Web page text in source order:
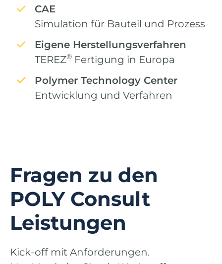
CAE
Simulation für Bauteil und Prozess
Eigene Herstellungsverfahren
TEREZ® Fertigung in Europa
Polymer Technology Center
Entwicklung und Verfahren
Fragen zu den
POLY Consult
Leistungen
Kick-off mit Anforderungen.